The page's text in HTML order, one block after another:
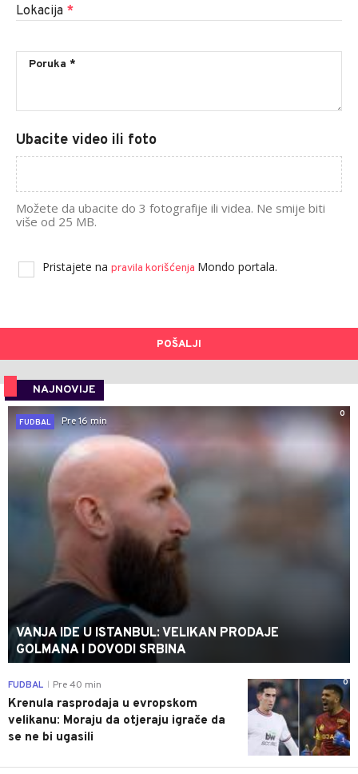
Lokacija *
Ubacite video ili foto
Možete da ubacite do 3 fotografije ili videa. Ne smije biti
više od 25 MB.
Pristajete na pravila korišćenja Mondo portala.
POŠALJI
NAJNOVIJE
0
FUDBAL
Pre 16 min
VANJA IDE U ISTANBUL: VELIKAN PRODAJE
GOLMANA I DOVODI SRBINA
0
FUDBAL Pre 40 min
Krenula rasprodaja u evropskom
velikanu: Moraju da otjeraju igrače da
se ne bi ugasili